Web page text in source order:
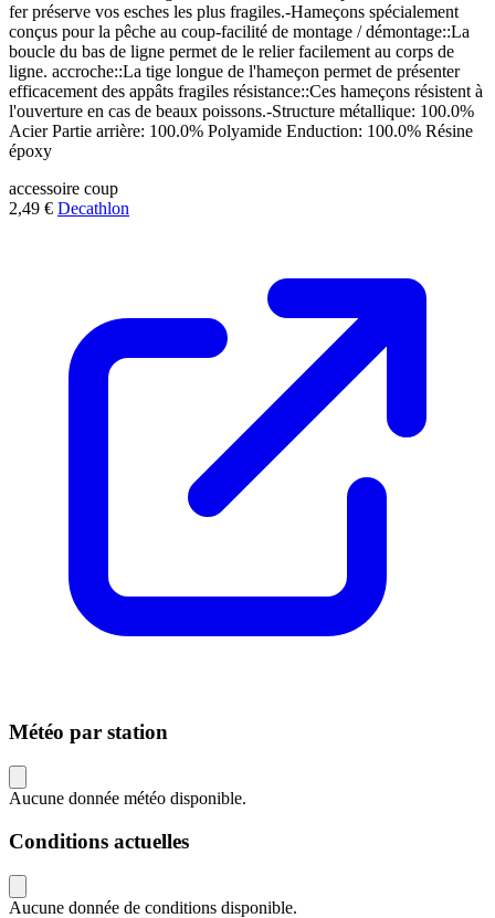
fer préserve vos esches les plus fragiles.-Hameçons spécialement
conçus pour la pêche au coup-facilité de montage / démontage::La
boucle du bas de ligne permet de le relier facilement au corps de
ligne. accroche::La tige longue de l'hameçon permet de présenter
efficacement des appâts fragiles résistance::Ces hameçons résistent à
l'ouverture en cas de beaux poissons.-Structure métallique: 100.0%
Acier Partie arrière: 100.0% Polyamide Enduction: 100.0% Résine
époxy
accessoire coup
2,49 € Decathlon
Météo par station
Aucune donnée météo disponible.
Conditions actuelles
Aucune donnée de conditions disponible.